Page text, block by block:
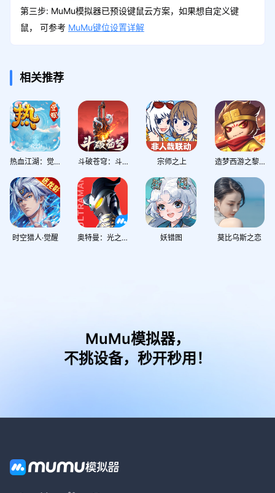
第三步: MuMu模拟器已预设键鼠云方案，如果想自定义键
鼠， 可参考 MuMu键位设置详解
相关推荐
热血江湖：觉醒 斗破苍穹：斗帝之路 宗师之上 造梦西游之黎尤浩劫篇
时空猎人·觉醒 奥特曼：光之战士 妖错图 莫比乌斯之恋
MuMu模拟器，
不挑设备，秒开秒用！